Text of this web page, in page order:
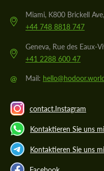
Miami, K800 Brickell
+44 748 8818 747
Geneva, Rue des Eaux-
+41 2288 600 47
@ Mail:
contact.Instagram
Kontaktieren Sie uns
Kontaktieren Sie uns